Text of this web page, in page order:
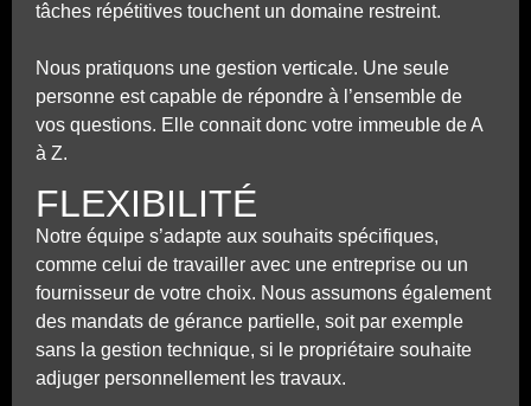
tâches répétitives touchent un domaine restreint.
Nous pratiquons une gestion verticale. Une seule
personne est capable de répondre à l’ensemble de
vos questions. Elle connait donc votre immeuble de A
à Z.
FLEXIBILITÉ
Notre équipe s’adapte aux souhaits spécifiques,
comme celui de travailler avec une entreprise ou un
fournisseur de votre choix. Nous assumons également
des mandats de gérance partielle, soit par exemple
sans la gestion technique, si le propriétaire souhaite
adjuger personnellement les travaux.